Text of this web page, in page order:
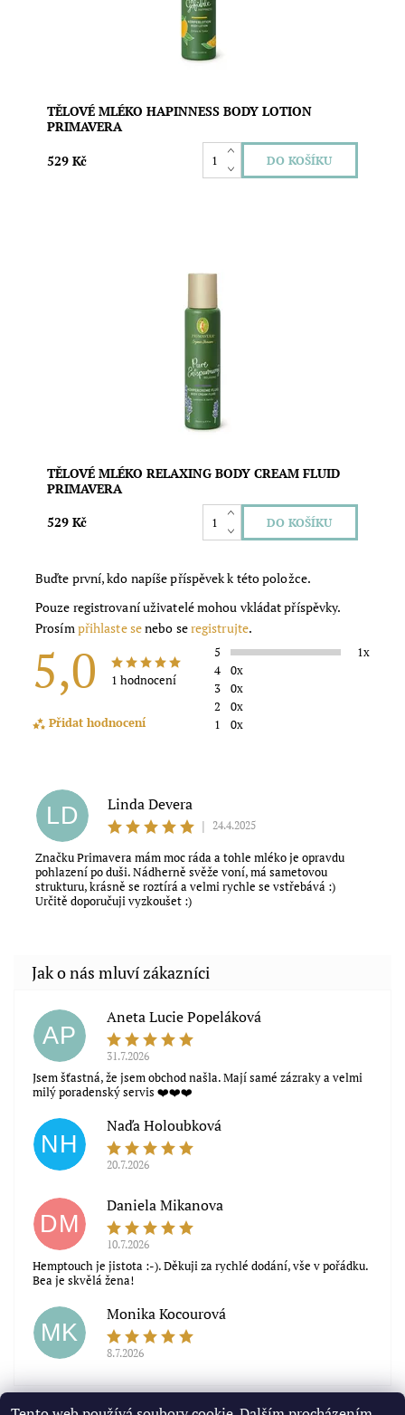
Skladem
Primavera
TĚLOVÉ MLÉKO HAPINNESS BODY LOTION
PRIMAVERA
529 Kč
Tělové mléko se zklidňující vůní 100% esenciálních
olejů levandule a vanilky pro chvíli pohody a relaxace.
Obsahuje pečující oleje a másla. Rychle se vstřebává a
poskytuje pokožce intenzivní hydrataci. Vegan složení.
Primavera
TĚLOVÉ MLÉKO RELAXING BODY CREAM FLUID
PRIMAVERA
529 Kč
Buďte první, kdo napíše příspěvek k této položce.
Pouze registrovaní uživatelé mohou vkládat příspěvky.
Prosím přihlaste senebo seregistrujte.
5,0 1 hodnocení
Přidat hodnocení
5
1x
4
0x
3
0x
2
0x
1
0x
LD
Linda Devera
|
24.4.2025
Značku Primavera mám moc ráda a tohle mléko je opravdu
pohlazení po duši. Nádherně svěže voní, má sametovou
strukturu, krásně se roztírá a velmi rychle se vstřebává :)
Určitě doporučuji vyzkoušet :)
AP
Aneta Lucie Popeláková
31.7.2026
Jsem šťastná, že jsem obchod našla. Mají samé zázraky a velmi
milý poradenský servis ❤️❤️❤️
NH
Naďa Holoubková
20.7.2026
DM
Daniela Mikanova
10.7.2026
Hemptouch je jistota :-). Děkuji za rychlé dodání, vše v pořádku.
Bea je skvělá žena!
MK
Monika Kocourová
8.7.2026
Zobrazit další hodnocení